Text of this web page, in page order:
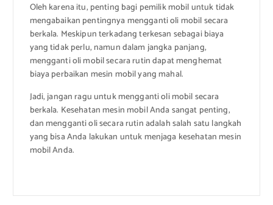
Oleh karena itu, penting bagi pemilik mobil untuk tidak
mengabaikan pentingnya mengganti oli mobil secara
berkala. Meskipun terkadang terkesan sebagai biaya
yang tidak perlu, namun dalam jangka panjang,
mengganti oli mobil secara rutin dapat menghemat
biaya perbaikan mesin mobil yang mahal.
Jadi, jangan ragu untuk mengganti oli mobil secara
berkala. Kesehatan mesin mobil Anda sangat penting,
dan mengganti oli secara rutin adalah salah satu langkah
yang bisa Anda lakukan untuk menjaga kesehatan mesin
mobil Anda.